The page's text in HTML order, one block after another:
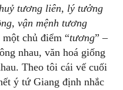
tương liên, lý tưởng
vận mệnh tương
chủ điểm “tương” –
nhau, văn hoá giống
Theo tôi cái vế cuối
ý tứ Giang định nhắc